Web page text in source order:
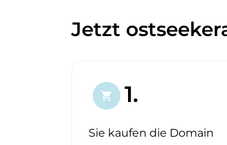
Jetzt
shopping_cart 1.
Sie kaufen die Domain